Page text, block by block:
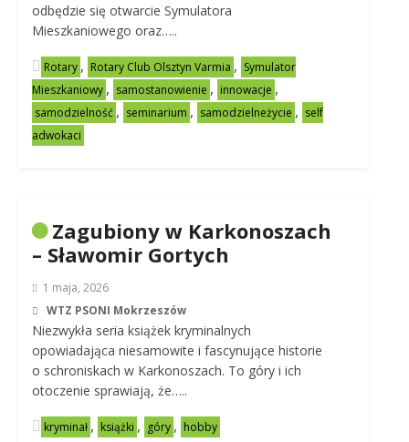
odbędzie się otwarcie Symulatora
Mieszkaniowego oraz…..
Rotary , Rotary Club Olsztyn Varmia , Symulator
Mieszkaniowy , samostanowienie , innowacje ,
samodzielność , seminarium , samodzielneżycie , self
adwokaci
Zagubiony w Karkonoszach
– Sławomir Gortych
1 maja, 2026
WTZ PSONI Mokrzeszów
Niezwykła seria książek kryminalnych
opowiadająca niesamowite i fascynujące historie
o schroniskach w Karkonoszach. To góry i ich
otoczenie sprawiają, że…..
kryminał , książki , góry , hobby